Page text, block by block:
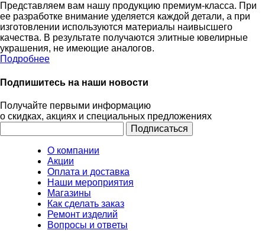
Представляем вам нашу продукцию премиум-класса. При
ее разработке внимание уделяется каждой детали, а при
изготовлении используются материалы наивысшего
качества. В результате получаются элитные ювелирные
украшения, не имеющие аналогов.
Подробнее
Подпишитесь на наши новости
Получайте первыми информацию
о скидках, акциях и специальных предложениях
О компании
Акции
Оплата и доставка
Наши мероприятия
Магазины
Как сделать заказ
Ремонт изделий
Вопросы и ответы